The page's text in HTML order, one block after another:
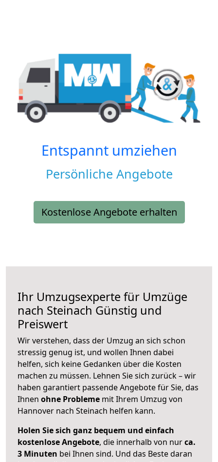
Entspannt umziehen
Persönliche Angebote
Kostenlose Angebote erhalten
Ihr Umzugsexperte für Umzüge
nach Steinach Günstig und
Preiswert
Wir verstehen, dass der Umzug an sich schon
stressig genug ist, und wollen Ihnen dabei
helfen, sich keine Gedanken über die Kosten
machen zu müssen. Lehnen Sie sich zurück – wir
haben garantiert passende Angebote für Sie, das
Ihnen ohne Probleme mit Ihrem Umzug von
Hannover nach Steinach helfen kann.
Holen Sie sich ganz bequem und einfach
kostenlose Angebote, die innerhalb von nurca.
3 Minuten bei Ihnen sind. Und das Beste daran